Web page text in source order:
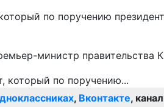
по поручению
министр
, Вконтакте,